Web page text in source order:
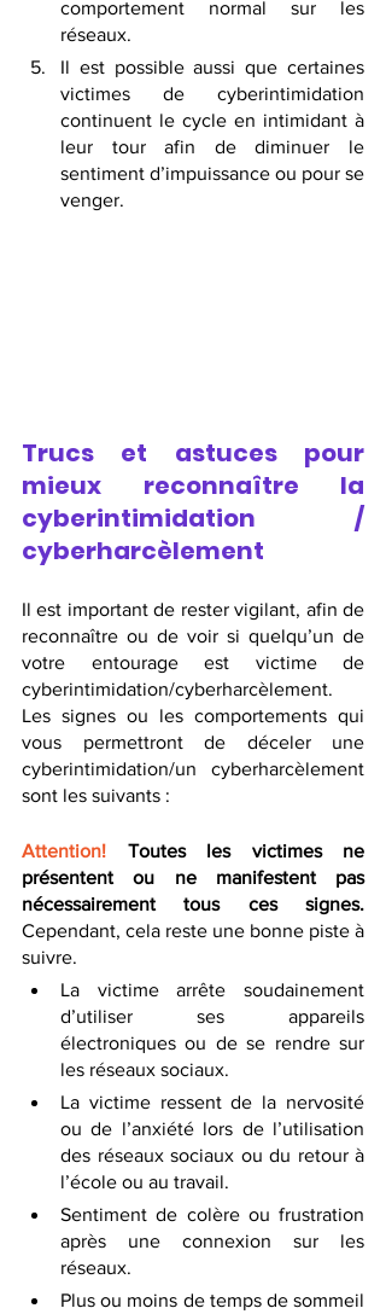
comportement normal sur les
réseaux.
Il est possible aussi que certaines
victimes de cyberintimidation
continuent le cycle en intimidant à
leur tour afin de diminuer le
sentiment d’impuissance ou pour se
venger.
Trucs et astuces pour
mieux reconnaître la
cyberintimidation /
cyberharcèlement
Il est important de rester vigilant, afin de
reconnaître ou de voir si quelqu’un de
votre entourage est victime de
cyberintimidation/cyberharcèlement.
Les signes ou les comportements qui
vous permettront de déceler une
cyberintimidation/un cyberharcèlement
sont les suivants :
Attention! Toutes les victimes ne
présentent ou ne manifestent pas
Cependant, cela reste une bonne piste à
suivre.
La victime arrête soudainement
d’utiliser ses appareils
électroniques ou de se rendre sur
les réseaux sociaux.
La victime ressent de la nervosité
ou de l’anxiété lors de l’utilisation
des réseaux sociaux ou du retour à
l’école ou au travail.
Sentiment de colère ou frustration
après une connexion sur les
réseaux.
Plus ou moins de temps de sommeil